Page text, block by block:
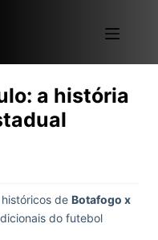
a história
de Botafogo x
do futebol